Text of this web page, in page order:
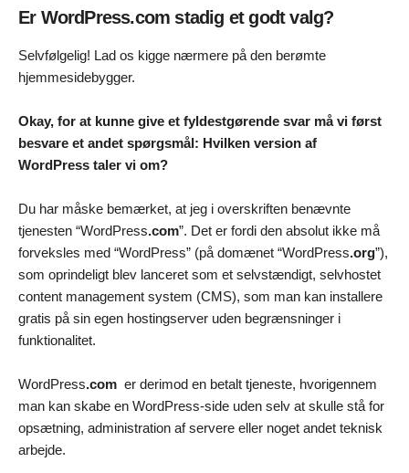
Er WordPress.com stadig et godt valg?
Selvfølgelig! Lad os kigge nærmere på den berømte
hjemmesidebygger.
Okay, for at kunne give et fyldestgørende svar må vi først
besvare et andet spørgsmål: Hvilken version af
WordPress taler vi om?
Du har måske bemærket, at jeg i overskriften benævnte
tjenesten “WordPress.com”. Det er fordi den absolut ikke må
forveksles med “WordPress” (på domænet “WordPress.org”),
som oprindeligt blev lanceret som et selvstændigt, selvhostet
content management system (CMS), som man kan installere
gratis på sin egen hostingserver uden begrænsninger i
funktionalitet.
WordPress.com er derimod en betalt tjeneste, hvorigennem
man kan skabe en WordPress-side uden selv at skulle stå for
opsætning, administration af servere eller noget andet teknisk
arbejde.